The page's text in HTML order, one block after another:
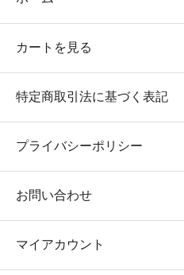
カートを見る
特定商取引法に基づく表記
プライバシーポリシー
お問い合わせ
マイアカウント